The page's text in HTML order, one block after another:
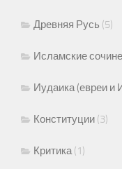
Древняя Русь (5)
Исламские
Иудаика (евреи и
Конституции (3)
Критика(1)